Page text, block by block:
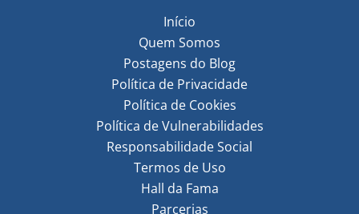
Início
Quem Somos
Postagens do Blog
Política de Privacidade
Política de Cookies
Política de Vulnerabilidades
Responsabilidade Social
Termos de Uso
Hall da Fama
Parcerias